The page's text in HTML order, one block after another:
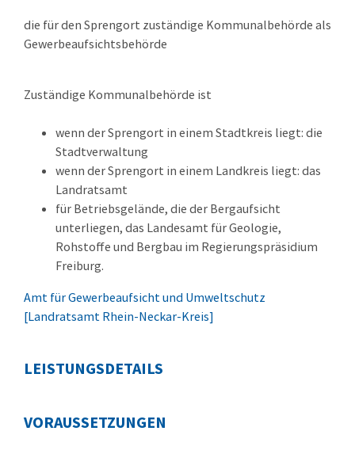
die für den Sprengort zuständige Kommunalbehörde als
Gewerbeaufsichtsbehörde
Zuständige Kommunalbehörde ist
wenn der Sprengort in einem Stadtkreis liegt: die
Stadtverwaltung
wenn der Sprengort in einem Landkreis liegt: das
Landratsamt
für Betriebsgelände, die der Bergaufsicht
unterliegen, das Landesamt für Geologie,
Rohstoffe und Bergbau im Regierungspräsidium
Freiburg.
Amt für Gewerbeaufsicht und Umweltschutz
[Landratsamt Rhein-Neckar-Kreis]
LEISTUNGSDETAILS
VORAUSSETZUNGEN